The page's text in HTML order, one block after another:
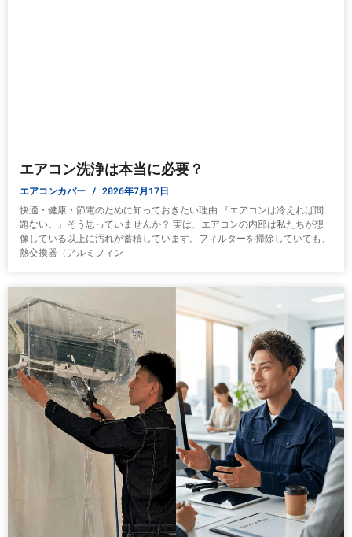
エアコン洗浄は本当に必要？
エアコンカバー 2026年7月17日
快適・健康・節電のために知っておきたい理由 『エアコンは冷えれば問
題ない。』そう思っていませんか？ 実は、エアコンの内部は私たちが想
像している以上に汚れが蓄積しています。フィルターを掃除していても、
熱交換器（アルミフィン